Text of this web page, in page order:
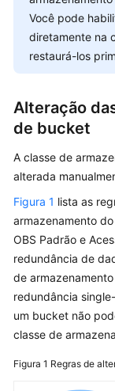
(obsfs)
(Paris
Region)
Guide
(obsutil)
(Paris
Parallel
File
System
Feature
Guide(Paris
Region)
Image
(Paris
Você pode
diretamente na
restaurá-los
Alteração
de bucket
A classe de
alterada
Figura 1 lista as
armazenamento
OBS Padrão e
redundância de
de
redundância
um bucket não
classe de
Figura 1 Regras de